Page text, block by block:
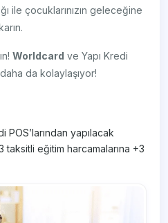
ile çocuklarınızın geleceğine
Worldcard ve Yapı Kredi
da kolaylaşıyor!
POS’larından yapılacak
eğitim harcamalarına +3